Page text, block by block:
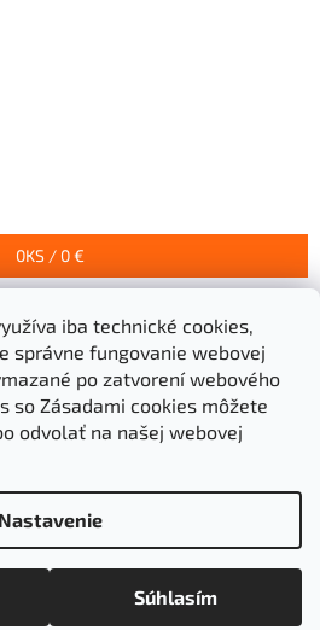
iba technické cookies,
správne fungovanie webovej
po zatvorení webového
so Zásadami cookies môžete
odvolať na našej webovej
Nastavenie
Súhlasím
0KS / 0 €
Grigeľ s.r.o.
Upraviť nastavenie cookies